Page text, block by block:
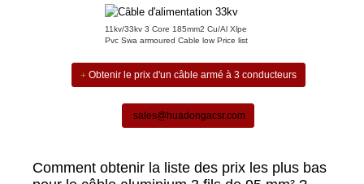
11kv/33kv 3 Core 185mm2 Cu/Al Xlpe
Pvc Swa armoured Cable low Price list
Obtenir le prix d'un câble armé à 3 conducteurs
sales@huadongacsr.com
Comment obtenir la liste des prix les plus bas